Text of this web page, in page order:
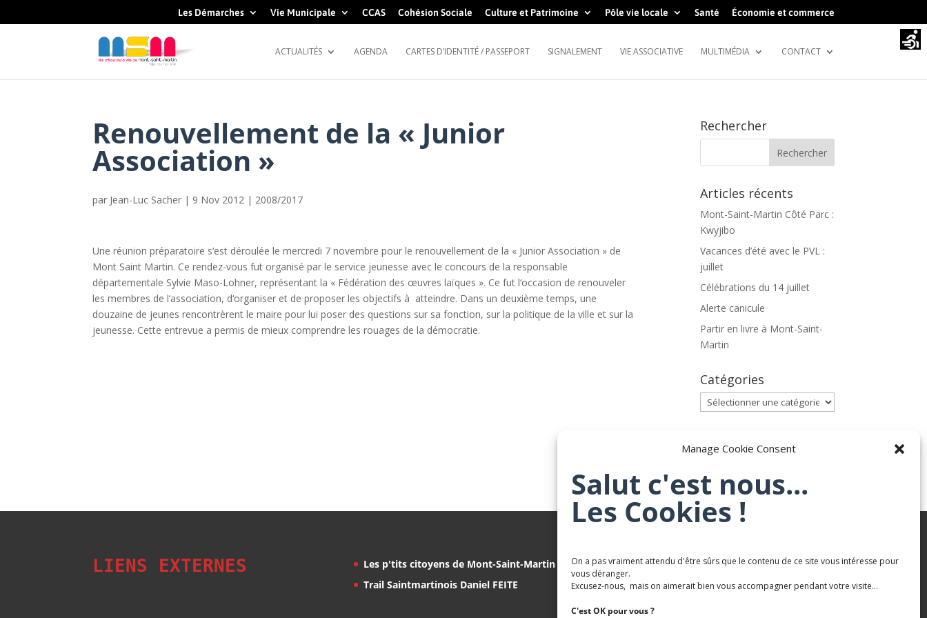
Manage Cookie Consent
Salut c'est nous...
Les Cookies !
On a pas vraiment attendu d'être sûrs que le contenu de ce site vous intéresse pour
vous déranger.
Excusez-nous, mais on aimerait bien vous accompagner pendant votre visite...
C'est OK pour vous ?
Les Démarches Vie Municipale CCAS Cohésion Sociale Culture et Patrimoine Pôle vie locale Santé Économie et commerce
ACTUALITÉS AGENDA CARTES D’IDENTITÉ / PASSEPORT SIGNALEMENT VIE ASSOCIATIVE MULTIMÉDIA CONTACT
Renouvellement de la « Junior
Association »
par Jean-Luc Sacher | 9 Nov 2012 | 2008/2017
Une réunion préparatoire s‘est déroulée le mercredi 7 novembre pour le renouvellement de la « Junior Association » de
Mont Saint Martin. Ce rendez-vous fut organisé par le service jeunesse avec le concours de la responsable
départementale Sylvie Maso-Lohner, représentant la « Fédération des œuvres laïques ». Ce fut l‘occasion de renouveler
les membres de l‘association, d‘organiser et de proposer les objectifs à atteindre. Dans un deuxième temps, une
douzaine de jeunes rencontrèrent le maire pour lui poser des questions sur sa fonction, sur la politique de la ville et sur la
jeunesse. Cette entrevue a permis de mieux comprendre les rouages de la démocratie.
Rechercher
Articles récents
Mont-Saint-Martin Côté Parc :
Kwyjibo
Vacances d’été avec le PVL :
juillet
Célébrations du 14 juillet
Alerte canicule
Partir en livre à Mont-Saint-
Martin
Catégories
Catégories
Archives
LIENS EXTERNES
Les p'tits citoyens de Mont-Saint-Martin
Trail Saintmartinois Daniel FEITE
Karaté Mont Saint Martin
Terres de mercy - Complexe sportif